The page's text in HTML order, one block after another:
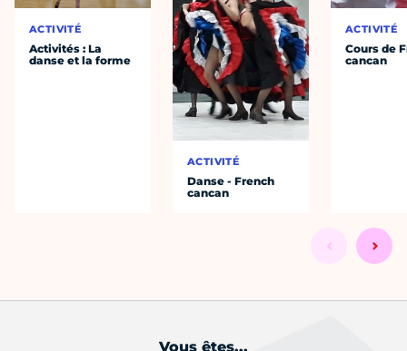
ACTIVITÉ
Activités : La
danse et la forme
ACTIVITÉ
Danse - French
cancan
ACTIVITÉ
Cours de
cancan
Vous êtes...